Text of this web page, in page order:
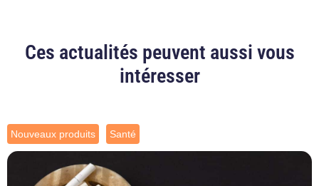
Ces actualités peuvent aussi vous
intéresser
Nouveaux produits Santé